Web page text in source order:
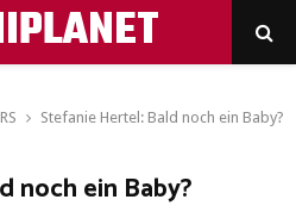
Stefanie Hertel: Bald noch ein Baby?
noch ein Baby?